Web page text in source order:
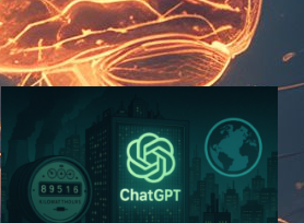
AI（人工知能）ニュース｜
チャットボットニュース
2024年11月29日20:06